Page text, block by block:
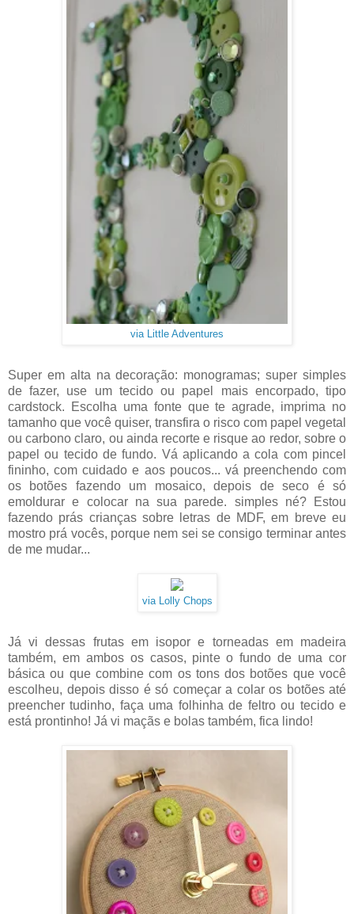
via Little Adventures
Super em alta na decoração: monogramas; super simples
de fazer, use um tecido ou papel mais encorpado, tipo
cardstock. Escolha uma fonte que te agrade, imprima no
tamanho que você quiser, transfira o risco com papel vegetal
ou carbono claro, ou ainda recorte e risque ao redor, sobre o
papel ou tecido de fundo. Vá aplicando a cola com pincel
fininho, com cuidado e aos poucos... vá preenchendo com
os botões fazendo um mosaico, depois de seco é só
emoldurar e colocar na sua parede. simples né? Estou
fazendo prás crianças sobre letras de MDF, em breve eu
mostro prá vocês, porque nem sei se consigo terminar antes
de me mudar...
via Lolly Chops
Já vi dessas frutas em isopor e torneadas em madeira
também, em ambos os casos, pinte o fundo de uma cor
básica ou que combine com os tons dos botões que você
escolheu, depois disso é só começar a colar os botões até
preencher tudinho, faça uma folhinha de feltro ou tecido e
está prontinho! Já vi maçãs e bolas também, fica lindo!